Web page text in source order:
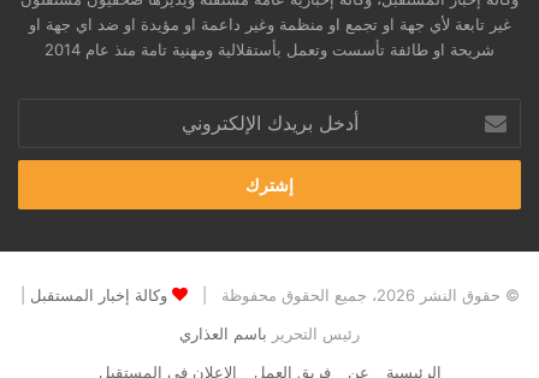
غير تابعة لأي جهة او تجمع او منظمة وغير داعمة او مؤيدة او ضد اي جهة او
شريحة او طائفة تأسست وتعمل بأستقلالية ومهنية تامة منذ عام 2014
بريدك
الإلكتروني
© حقوق النشر 2026، جميع الحقوق محفوظة | وكالة إخبار المستقبل
رئيس التحرير باسم العذاري
الرئيسية
عن فريق العمل الاعلان في المستقبل